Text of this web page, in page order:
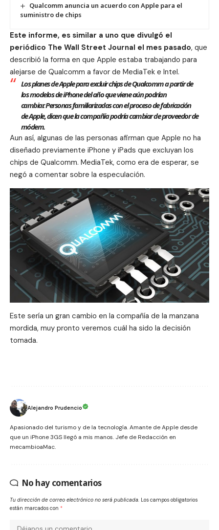
Qualcomm anuncia un acuerdo con Apple para el
suministro de chips
Este informe, es similar a uno que divulgó el
periódico The Wall Street Journal el mes pasado, que
describió la forma en que Apple estaba trabajando para
alejarse de Qualcomm a favor de MediaTek e Intel.
Los planes de Apple para excluir chips de Qualcomm a partir de
los modelos de iPhone del año que viene aún podrían
cambiar. Personas familiarizadas con el proceso de fabricación
de Apple, dicen que la compañía podría cambiar de proveedor de
módem.
Aun así, algunas de las personas afirman que Apple no ha
diseñado previamente iPhone y iPads que excluyan los
chips de Qualcomm. MediaTek, como era de esperar, se
negó a comentar sobre la especulación.
Este sería un gran cambio en la compañía de la manzana
mordida, muy pronto veremos cuál ha sido la decisión
tomada.
Alejandro Prudencio
Apasionado del turismo y de la tecnología. Amante de Apple desde
que un iPhone 3GS llegó a mis manos. Jefe de Redacción en
mecambioaMac.
No hay comentarios
Tu dirección de correo electrónico no será publicada. Los campos obligatorios
están marcados con *